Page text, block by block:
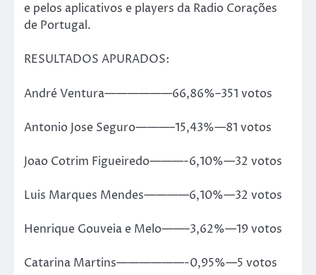
e pelos aplicativos e players da Radio Corações
de Portugal.
RESULTADOS APURADOS:
André Ventura——————66,86%–351 votos
Antonio Jose Seguro———–15,43%—81 votos
Joao Cotrim Figueiredo———-6,10%—32 votos
Luis Marques Mendes————6,10%—32 votos
Henrique Gouveia e Melo——–3,62%—19 votos
Catarina Martins——————-0,95%—5 votos